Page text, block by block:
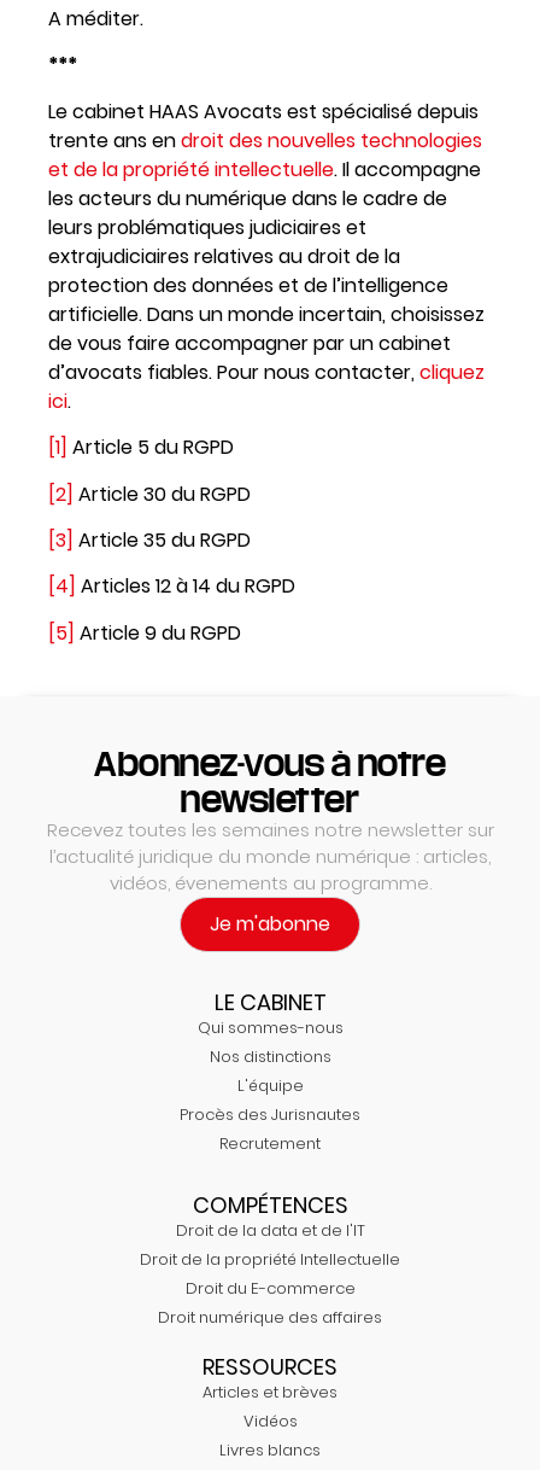
A méditer.
***
Le cabinet HAAS Avocats est spécialisé depuis
trente ans endroit des nouvelles technologies
et de la propriété intellectuelle. Il accompagne
les acteurs du numérique dans le cadre de
leurs problématiques judiciaires et
extrajudiciaires relatives au droit de la
protection des données et de l’intelligence
artificielle. Dans un monde incertain, choisissez
de vous faire accompagner par un cabinet
d’avocats fiables. Pour nous contacter,cliquez
ici.
[1] Article 5 du RGPD
[2] Article 30 du RGPD
[3] Article 35 du RGPD
[4] Articles 12 à 14 du RGPD
[5] Article 9 du RGPD
Abonnez-vous à notre
newsletter
Recevez toutes les semaines notre newsletter sur
l’actualité juridique du monde numérique : articles,
vidéos, évenements au programme.
Je m'abonne
LE CABINET
Qui sommes-nous
Nos distinctions
L'équipe
Procès des Jurisnautes
Recrutement
COMPÉTENCES
Droit de la data et de l'IT
Droit de la propriété Intellectuelle
Droit du E-commerce
Droit numérique des affaires
RESSOURCES
Articles et brèves
Vidéos
Livres blancs